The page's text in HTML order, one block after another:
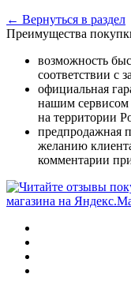
← Вернуться в раздел
Преимущества
возможность
соответствии с
официальная
нашим сервисом
на территории
предпродажная
желанию
комментарии